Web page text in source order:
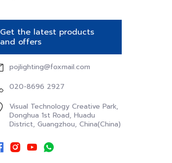
Get the latest products
and offers
pojlighting@foxmail.com
020-8696 2927
Visual Technology Creative Park,
Donghua 1st Road, Huadu
District, Guangzhou, China(China)